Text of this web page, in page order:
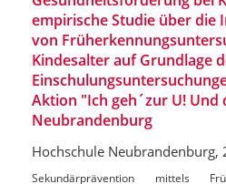
empirische Studie über die
von
Kindesalter auf Grundlage
Aktion "Ich geh´zur U! Und
Neubrandenburg
Hochschule Neubrandenburg,
Sekundärprävention mittels